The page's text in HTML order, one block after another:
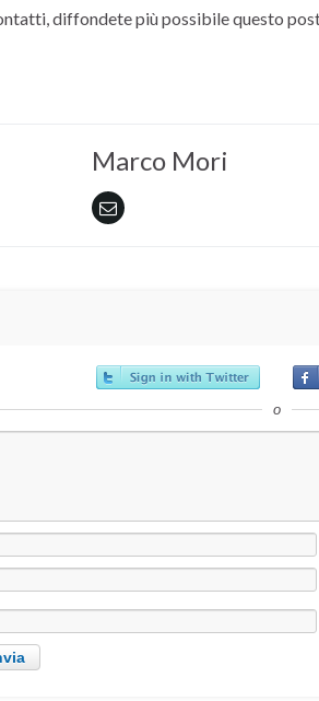
diffondete più possibile questo
Marco Mori
o